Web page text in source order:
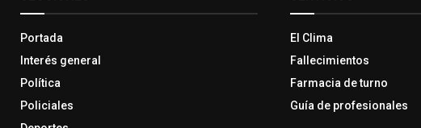
Portada
Interés general
Política
Policiales
El Clima
Fallecimientos
Farmacia de turno
Guía de profesionales